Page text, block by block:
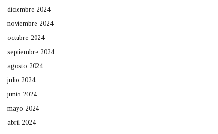
diciembre 2024
noviembre 2024
octubre 2024
septiembre 2024
agosto 2024
julio 2024
junio 2024
mayo 2024
abril 2024